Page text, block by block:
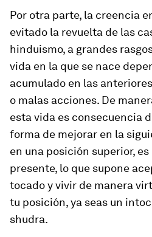
Por otra parte, la creencia
evitado la revuelta de las
hinduismo, a grandes
vida en la que se nace
acumulado en las
o malas acciones. De
esta vida es consecuencia
forma de mejorar en la
en una posición superior, es
presente, lo que supone
tocado y vivir de manera
tu posición, ya seas un
shudra.